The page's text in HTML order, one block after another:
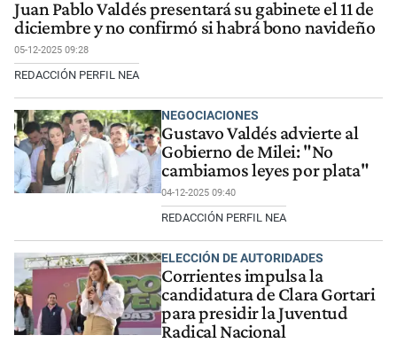
Juan Pablo Valdés presentará su gabinete el 11 de
diciembre y no confirmó si habrá bono navideño
05-12-2025 09:28
REDACCIÓN PERFIL NEA
NEGOCIACIONES
Gustavo Valdés advierte al
Gobierno de Milei: "No
cambiamos leyes por plata"
04-12-2025 09:40
REDACCIÓN PERFIL NEA
ELECCIÓN DE AUTORIDADES
Corrientes impulsa la
candidatura de Clara Gortari
para presidir la Juventud
Radical Nacional